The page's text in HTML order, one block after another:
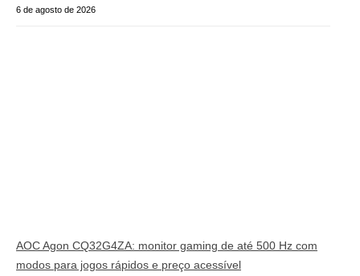
6 de agosto de 2026
AOC Agon CQ32G4ZA: monitor gaming de até 500 Hz com
modos para jogos rápidos e preço acessível